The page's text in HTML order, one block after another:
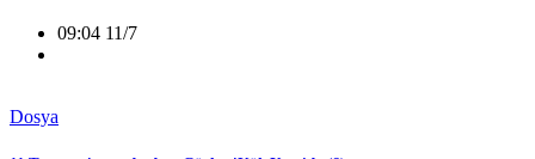
09:04 11/7
Dosya